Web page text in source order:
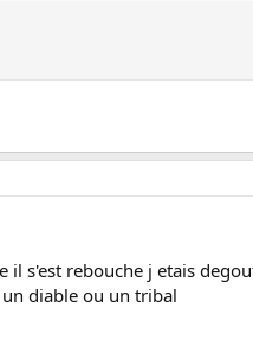
s'est rebouche j etais
diable ou un tribal